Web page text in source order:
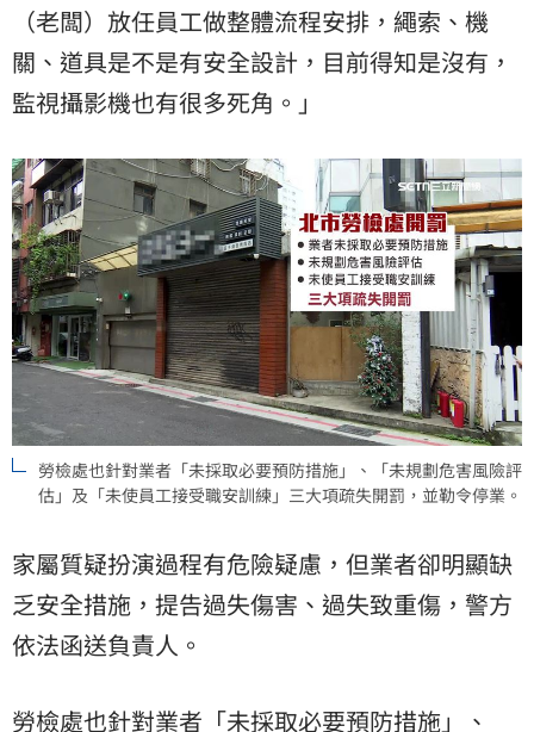
（老闆）放任員工做整體流程安排，繩索、機
關、道具是不是有安全設計，目前得知是沒有，
監視攝影機也有很多死角。」
勞檢處也針對業者「未採取必要預防措施」、「未規劃危害風險評
估」及「未使員工接受職安訓練」三大項疏失開罰，並勒令停業。
家屬質疑扮演過程有危險疑慮，但業者卻明顯缺
乏安全措施，提告過失傷害、過失致重傷，警方
依法函送負責人。
勞檢處也針對業者「未採取必要預防措施」、